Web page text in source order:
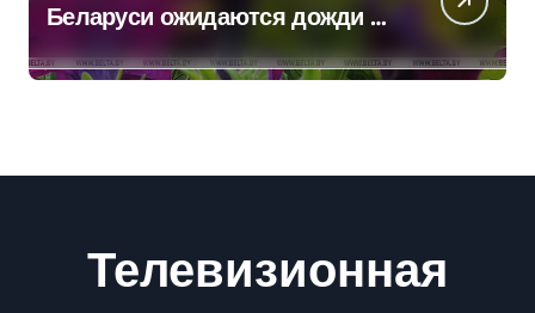
Беларуси ожидаются дожди и
грозы
Телевизионная